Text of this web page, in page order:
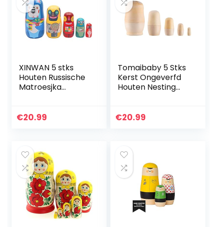
XINWAN 5 stks
Houten Russische
Matroesjka
Ornamenten
€20.99
Tomaibaby 5 Stks
Kerst Ongeverfd
Houten Nesting
Matroesjka
€20.99